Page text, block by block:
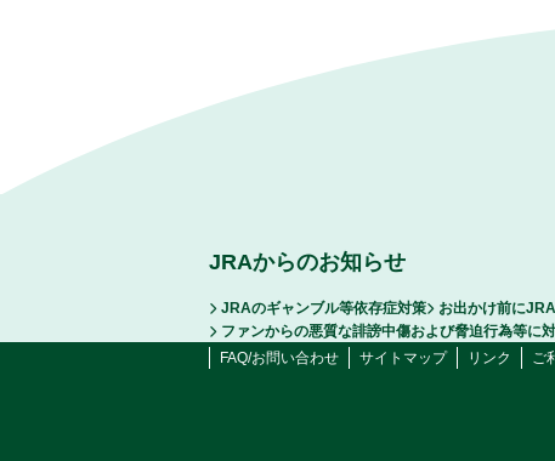
JRAからのお知らせ
JRAのギャンブル等依存症対策 お出かけ前に
ファンからの悪質な誹謗中傷および脅迫行為等に
FAQ/お問い合わせ
サイトマップ リンク ご